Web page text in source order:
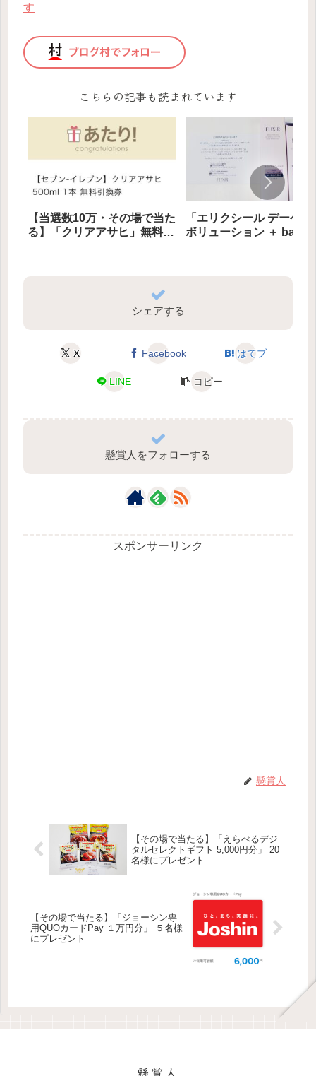
す
こちらの記事も読まれています
【当選数10万・その場で当た
る】「クリアアサヒ」無料引
「エリクシール デーケア
ボリューション ＋ ba」
シェアする
X Facebook はてブ
LINE コピー
懸賞人をフォローする
スポンサーリンク
懸賞人
【その場で当たる】「えらべるデジ
タルセレクトギフト 5,000円分」 20
名様にプレゼント
【その場で当たる】「ジョーシン専
用QUOカードPay １万円分」 ５名様
にプレゼント